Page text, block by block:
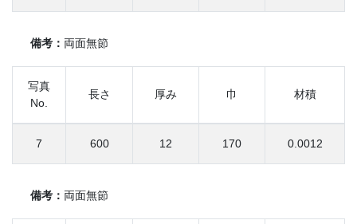
備考： 両面無節
写真
No.
長さ 厚み 巾 材積
7 600 12 170 0.0012
備考： 両面無節